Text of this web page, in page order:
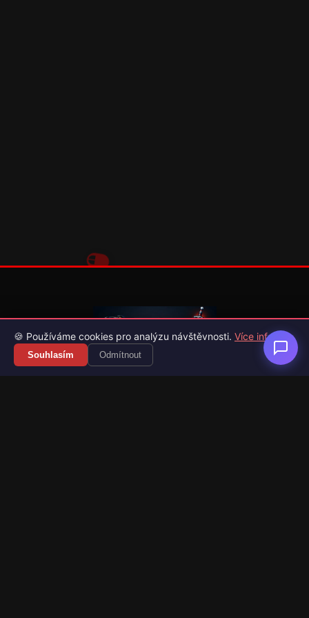
Váš průvodce světem videoher. Novinky, recenze a česko-
slovenské překlady her.
🍪 Používáme cookies pro analýzu návštěvnosti. Více info
Souhlasím Odmítnout